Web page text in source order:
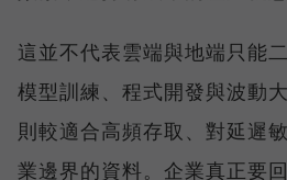
這並不代表雲端與地端只能
模型訓練、程式開發與波動
則較適合高頻存取、對延遲
業邊界的資料。企業真正要